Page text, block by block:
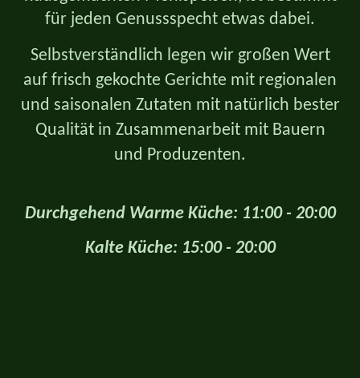
für jeden Genussspecht etwas dabei.
Selbstverständlich legen wir großen Wert
auf frisch gekochte Gerichte mit regionalen
und saisonalen Zutaten mit natürlich bester
Qualität in Zusammenarbeit mit Bauern
und Produzenten.
Durchgehend Warme Küche: 11:00 - 20:00
Kalte Küche: 15:00 - 20:00